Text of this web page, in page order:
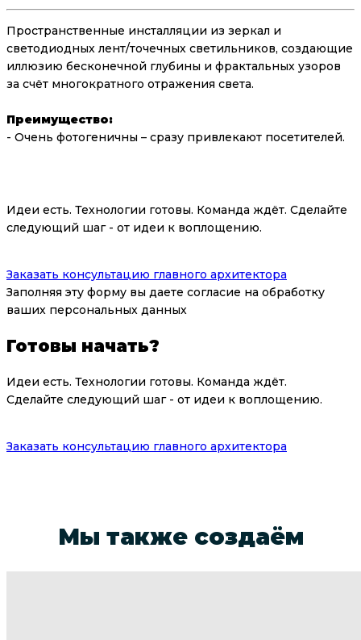
Пространственные инсталляции из зеркал и
светодиодных лент/точечных светильников, создающие
иллюзию бесконечной глубины и фрактальных узоров
за счёт многократного отражения света.
Преимущество:
- Очень фотогеничны – сразу привлекают посетителей.
Идеи есть. Технологии готовы. Команда ждёт. Сделайте
следующий шаг - от идеи к воплощению.
Заказать консультацию главного архитектора
Заполняя эту форму вы даете согласие на обработку
ваших персональных данных
Готовы начать?
Идеи есть. Технологии готовы. Команда ждёт.
Сделайте следующий шаг - от идеи к воплощению.
Заказать консультацию главного архитектора
Мы также создаём